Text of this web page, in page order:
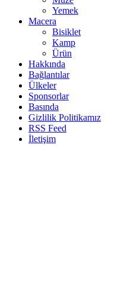
Yemek
Macera
Bisiklet
Kamp
Ürün
Hakkında
Bağlantılar
Ülkeler
Sponsorlar
Basında
Gizlilik Politikamız
RSS Feed
İletişim